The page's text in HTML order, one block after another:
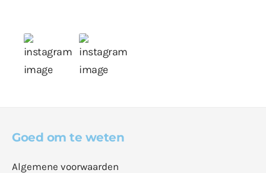
Goed om te weten
Algemene voorwaarden